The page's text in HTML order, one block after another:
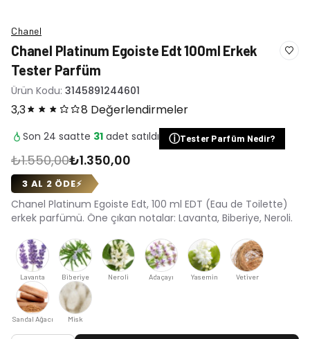
Chanel
Chanel Platinum Egoiste Edt 100ml Erkek
Tester Parfüm
Ürün Kodu: 3145891244601
3,3 8 Değerlendirmeler
Son 24 saatte 31 adet satıldı ⓘTester Parfüm Nedir?
₺1.550,00₺1.350,00
3 AL 2 ÖDE⚡
Chanel Platinum Egoiste Edt, 100 ml EDT (Eau de Toilette)
erkek parfümü. Öne çıkan notalar: Lavanta, Biberiye, Neroli.
Lavanta Biberiye Neroli Adaçayı Yasemin Vetiver
Sandal Ağacı Misk